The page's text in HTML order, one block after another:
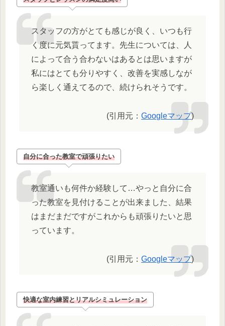
スタッフの方がとても感じが良く、いつも行
く度に元気貰ってます。先生については、人
によって合う合わないはあるとは思いますが
私にはとても分りやすく、改善を実感しなが
ら楽しく通えてるので、続けられそうです。
(引用元：Googleマップ)
自分に合った教室で頑張りたい
教室通いも何件か経験して…やっと自分に合
った教室を見付けることが出来ました、結果
はまだまだですがこれからも頑張りたいと思
っています。
(引用元：Googleマップ)
快適な室内練習とリアルシミュレーション